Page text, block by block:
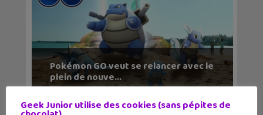
Pokémon GO veut se relancer avec le
plein de nouve...
Geek Junior utilise des cookies (sans pépites de